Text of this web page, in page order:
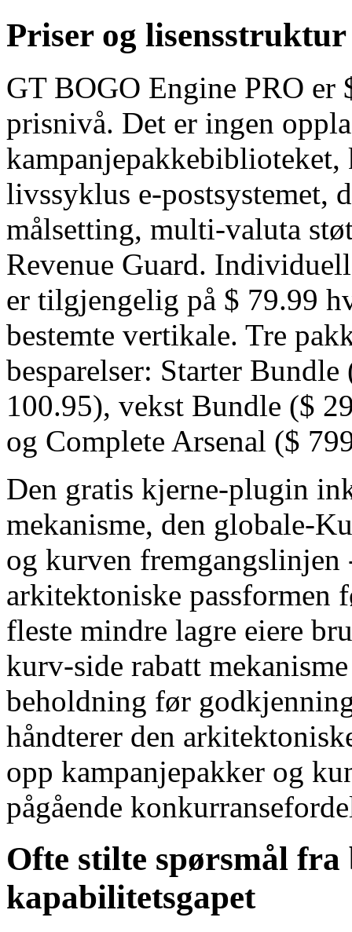
Priser og lisensstruktur
GT BOGO Engine PRO er
prisnivå. Det er ingen
kampanjepakkebiblioteket,
livssyklus e-postsystemet,
målsetting, multi-valuta
Revenue Guard.
er tilgjengelig på $ 79.99
bestemte vertikale. Tre
besparelser: Starter
100.95), vekst Bundle ($
og Complete Arsenal ($
Den gratis kjerne-plugin
mekanisme, den globale-
og kurven
arkitektoniske passformen
fleste mindre lagre eiere
kurv-side rabatt
beholdning før
håndterer den
opp kampanjepakker og
pågående
Ofte stilte spørsmål fra
kapabilitetsgapet